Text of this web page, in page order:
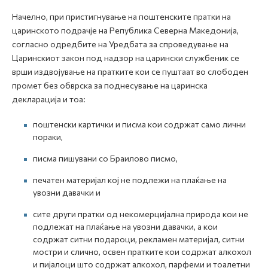
Начелно, при пристигнување на поштенските пратки на
царинското подрачје на Република Северна Македонија,
согласно одредбите на Уредбата за спроведување на
Царинскиот закон под надзор на царински службеник се
врши издвојување на пратките кои се пуштаат во слободен
промет без обврска за поднесување на царинска
декларација и тоа:
поштенски картички и писма кои содржат само лични
пораки,
писма пишувани со Браилово писмо,
печатен материјал кој не подлежи на плаќање на
увозни давачки и
сите други пратки од некомерцијална природа кои не
подлежат на плаќање на увозни давачки, а кои
содржат ситни подароци, рекламен материјал, ситни
мостри и слично, освен пратките кои содржат алкохол
и пијалоци што содржат алкохол, парфеми и тоалетни